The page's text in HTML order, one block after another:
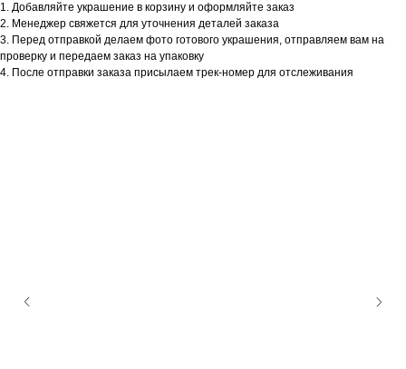
1. Добавляйте украшение в корзину и оформляйте заказ
2. Менеджер свяжется для уточнения деталей заказа
3. Перед отправкой делаем фото готового украшения, отправляем вам на
проверку и передаем заказ на упаковку
4. После отправки заказа присылаем трек-номер для отслеживания